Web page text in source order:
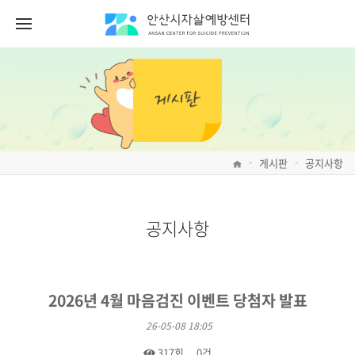
> 게시판 > 공지사항
공지사항
2026년 4월 마음검진 이벤트 당첨자 발표
26-05-08 18:05